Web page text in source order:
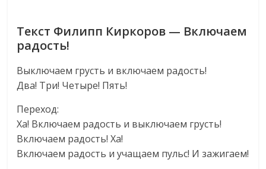
Текст Филипп Киркоров — Включаем
радость!
Выключаем грусть и включаем радость!
Два! Три! Четыре! Пять!
Переход:
Ха! Включаем радость и выключаем грусть!
Включаем радость! Ха!
Включаем радость и учащаем пульс! И зажигаем!